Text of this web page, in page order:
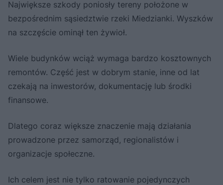
Największe szkody poniosły tereny położone w
bezpośrednim sąsiedztwie rzeki Miedzianki. Wyszków
na szczęście ominął ten żywioł.
Wiele budynków wciąż wymaga bardzo kosztownych
remontów. Część jest w dobrym stanie, inne od lat
czekają na inwestorów, dokumentację lub środki
finansowe.
Dlatego coraz większe znaczenie mają działania
prowadzone przez samorząd, regionalistów i
organizacje społeczne.
Ich celem jest nie tylko ratowanie pojedynczych